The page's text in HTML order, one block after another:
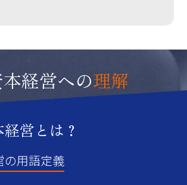
経営への理解
経営とは？
の用語定義